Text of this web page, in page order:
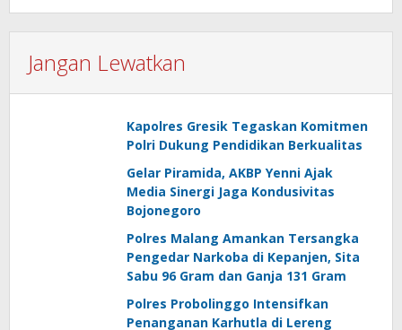
Jangan Lewatkan
Kapolres Gresik Tegaskan Komitmen
Polri Dukung Pendidikan Berkualitas
Gelar Piramida, AKBP Yenni Ajak
Media Sinergi Jaga Kondusivitas
Bojonegoro
Polres Malang Amankan Tersangka
Pengedar Narkoba di Kepanjen, Sita
Sabu 96 Gram dan Ganja 131 Gram
Polres Probolinggo Intensifkan
Penanganan Karhutla di Lereng